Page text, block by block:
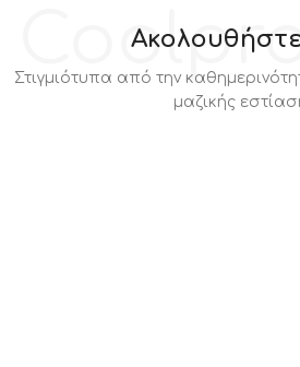
Στιγμιότυπα από την
μαζικής